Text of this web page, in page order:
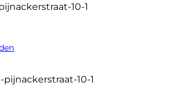
10-1
10-1